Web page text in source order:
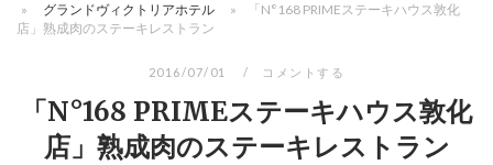
»
グランドヴィクトリアホテル »
「N°168 PRIMEステーキハウス敦化
店」熟成肉のステーキレストラン
2016/07/01 コメントする
「N°168 PRIMEステーキハウス敦化
店」熟成肉のステーキレストラン